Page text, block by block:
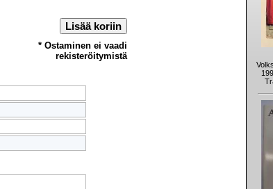
Lisää koriin
* Ostaminen ei vaadi
rekisteröitymistä